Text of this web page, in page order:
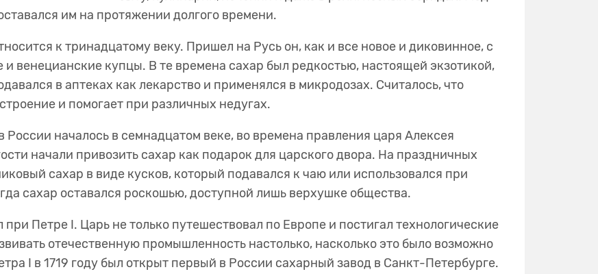
им на протяжении долгого времени.
к тринадцатому веку. Пришел на Русь он, как и все новое и диковинное, с
и венецианские купцы. В те времена сахар был редкостью, настоящей экзотикой,
в аптеках как лекарство и применялся в микродозах. Считалось, что
и помогает при различных недугах.
началось в семнадцатом веке, во времена правления царя Алексея
начали привозить сахар как подарок для царского двора. На праздничных
сахар в виде кусков, который подавался к чаю или использовался при
сахар оставался роскошью, доступной лишь верхушке общества.
Петре I. Царь не только путешествовал по Европе и постигал технологические
отечественную промышленность настолько, насколько это было возможно
I в 1719 году был открыт первый в России сахарный завод в Санкт-Петербурге.